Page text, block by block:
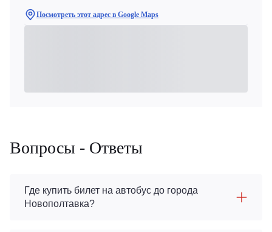
Посмотреть этот адрес в Google Maps
Вопросы - Ответы
Где купить билет на автобус до города
Новополтавка?